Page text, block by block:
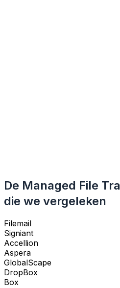
De Managed File
die we vergeleken
Filemail
Signiant
Accellion
Aspera
GlobalScape
DropBox
Box